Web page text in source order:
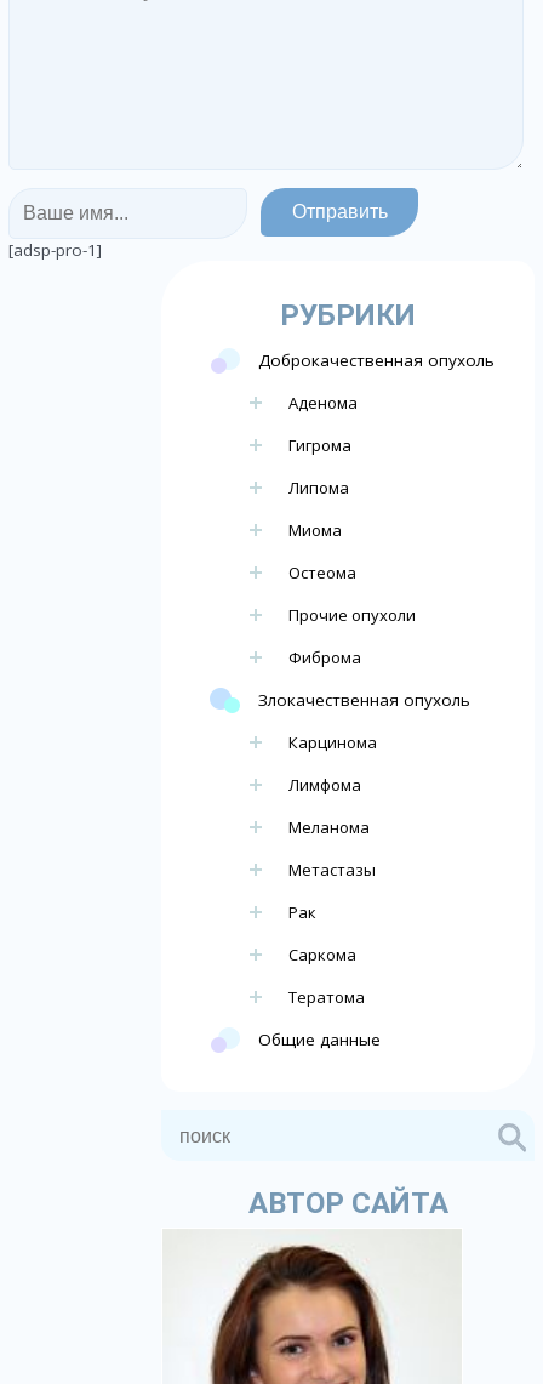
[adsp-pro-1]
РУБРИКИ
Доброкачественная опухоль
Аденома
Гигрома
Липома
Миома
Остеома
Прочие опухоли
Фиброма
Злокачественная опухоль
Карцинома
Лимфома
Меланома
Метастазы
Рак
Саркома
Тератома
Общие данные
АВТОР САЙТА